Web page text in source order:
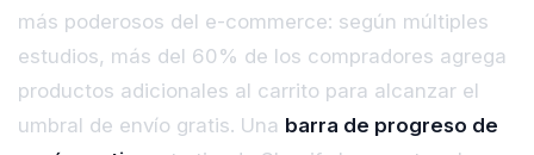
más poderosos del e-commerce: según múltiples
estudios, más del 60% de los compradores agrega
productos adicionales al carrito para alcanzar el
umbral de envío gratis. Una barra de progreso de